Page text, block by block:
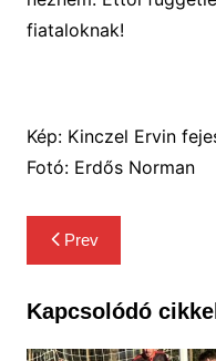
fiataloknak!
Kép: Kinczel Ervin
Fotó: Erdős Norman
Bejegyzés
navigáció
Prev
Kapcsolódó